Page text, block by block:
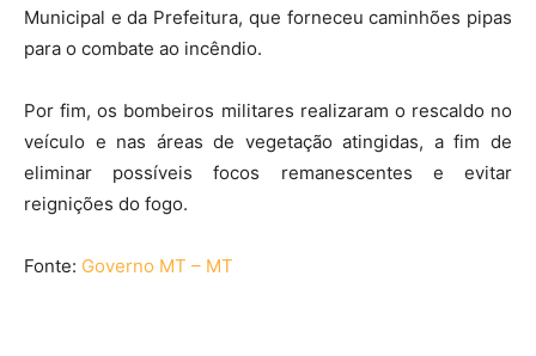
Municipal e da Prefeitura, que forneceu caminhões pipas
para o combate ao incêndio.
Por fim, os bombeiros militares realizaram o rescaldo no
veículo e nas áreas de vegetação atingidas, a fim de
eliminar possíveis focos remanescentes e evitar
reignições do fogo.
Fonte: Governo MT – MT